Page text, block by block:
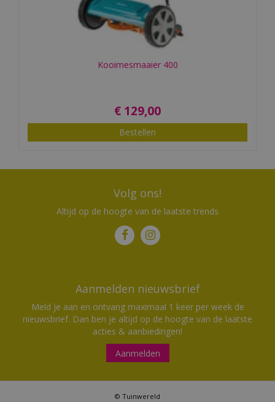
Kooimesmaaier 400
€ 129,00
Bestellen
Volg ons!
Altijd op de hoogte van de laatste trends
Aanmelden nieuwsbrief
Meld je aan en ontvang maximaal 1 keer per week de
nieuwsbrief. Dan ben je altijd op de hoogte van de laatste
acties & aanbiedingen!
Aanmelden
© Tuinwereld